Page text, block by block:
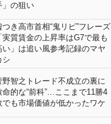
」の狙い
つき高市首相“鬼リピ”フレーズ
実質賃金の上昇率はG7で最も
い」は追い風参考記録のマヤ
シ
野智之トレード不成立の裏に
命的な“前科”…ここまで11勝4
でも市場価値が低かったワケ